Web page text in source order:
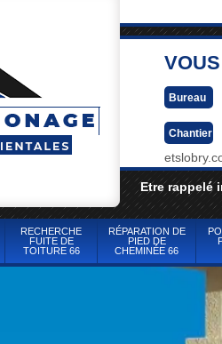
Bureau
Chantier
Etre rappelé
RECHERCHE
FUITE DE
TOITURE 66
RÉPARATION DE
PIED DE
CHEMINÉE 66